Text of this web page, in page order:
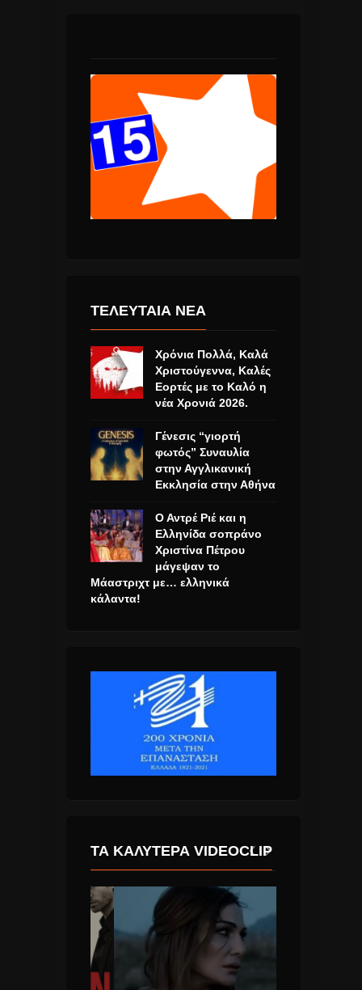
ΤΕΛΕΥΤΑΙΑ ΝΕΑ
Χρόνια Πολλά, Καλά
Χριστούγεννα, Καλές
Εορτές με το Καλό η
νέα Χρονιά 2026.
Γένεσις “γιορτή
φωτός” Συναυλία
στην Αγγλικανική
Εκκλησία στην Αθήνα
Ο Αντρέ Ριέ και η
Ελληνίδα σοπράνο
Χριστίνα Πέτρου
μάγεψαν το
Μάαστριχτ με… ελληνικά
κάλαντα!
ΤΑ ΚΑΛΎΤΕΡΑ VIDEOCLIP